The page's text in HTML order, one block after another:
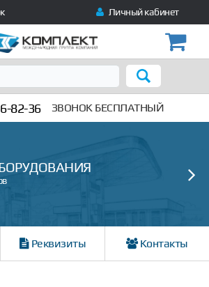
Личный кабинет
82-36 ЗВОНОК БЕСПЛАТНЫЙ
Реквизиты Контакты